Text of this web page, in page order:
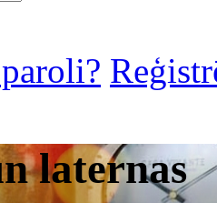
laternas